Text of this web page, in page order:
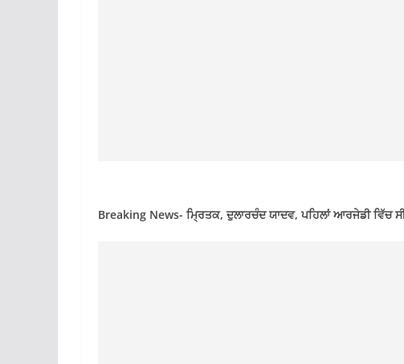
Breaking News- ਮ੍ਰਿਤਕ, ਦੁਲਾਰਚੰਦ ਯਾਦਵ, ਪਹਿਲਾਂ ਆਰਜੇਡੀ ਵਿੱਚ